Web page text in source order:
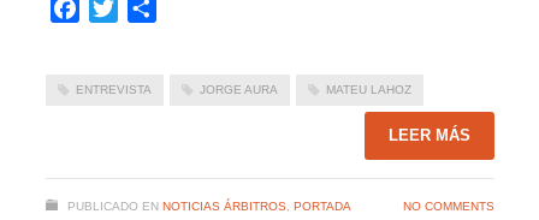
Facebook
Twitter
ENTREVISTA JORGE AURA MATEU LAHOZ
LEER MÁS
PUBLICADO EN NOTICIAS ÁRBITROS, PORTADA NO COMMENTS